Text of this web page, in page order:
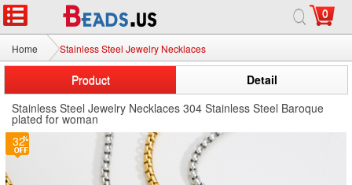
0
Home Stainless Steel Jewelry Necklaces
Product
Detail
Stainless Steel Jewelry Necklaces 304 Stainless Steel Baroque
plated for woman
32